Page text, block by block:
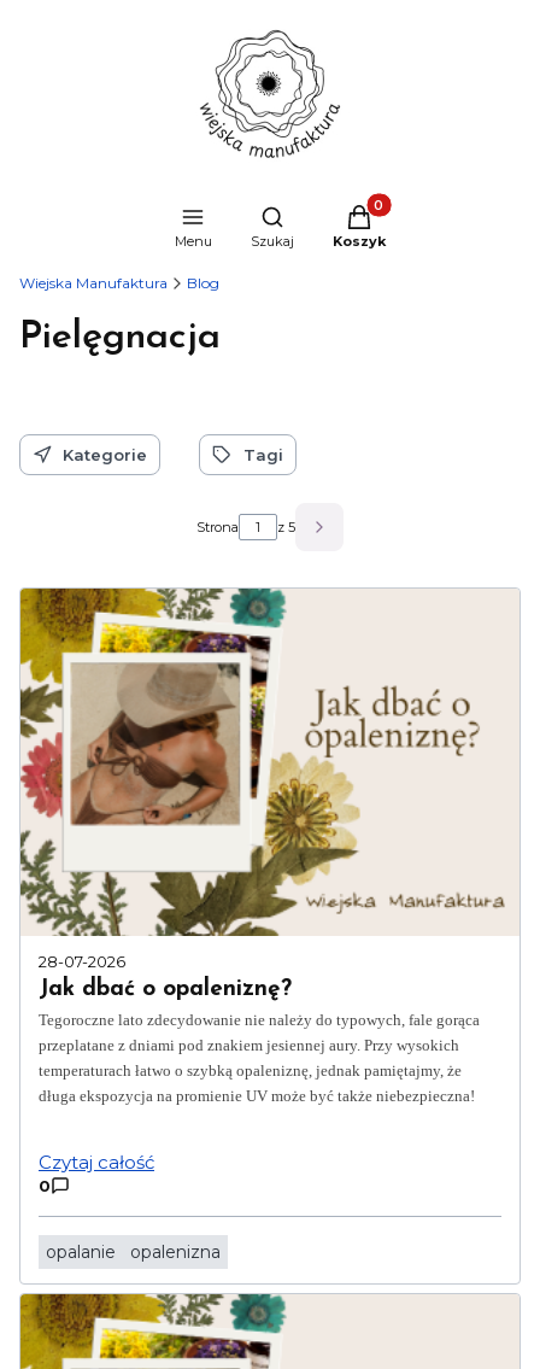
Menu
Otwórz wyszukiwarkę
Szukaj
Produkty w koszyku:
Koszyk
Wiejska Manufaktura Blog
Pielęgnacja
Kategorie Tagi
Strona z 5
Następne wpisy
28-07-2026
Jak dbać o opaleniznę?
Tegoroczne lato zdecydowanie nie należy do typowych, fale gorąca
przeplatane z dniami pod znakiem jesiennej aury. Przy wysokich
temperaturach łatwo o szybką opaleniznę, jednak pamiętajmy, że
długa ekspozycja na promienie UV może być także niebezpieczna!
Czytaj całość
0
opalanie opalenizna